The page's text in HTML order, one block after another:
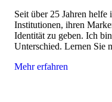
Seit über 25 Jahren
Institutionen, ihren
Identität zu geben. Ich
Unterschied. Lernen Sie
Mehr erfahren